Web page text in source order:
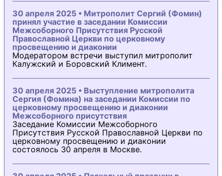
30 апреля 2025 • Митрополит Сергий (Фомин)
принял участие в заседании Комиссии
Межсоборного Присутствия Русской
Православной Церкви по церковному
просвещению и диаконии
Модератором встречи выступил митрополит
Калужский и Боровский Климент.
30 апреля 2025 • Выступление митрополита
Сергия (Фомина) на заседании Комиссии по
церковному просвещению и диаконии
Межсоборного присутствия
Заседание Комиссии Межсоборного
Присутствия Русской Православной Церкви по
церковному просвещению и диаконии
состоялось 30 апреля в Москве.